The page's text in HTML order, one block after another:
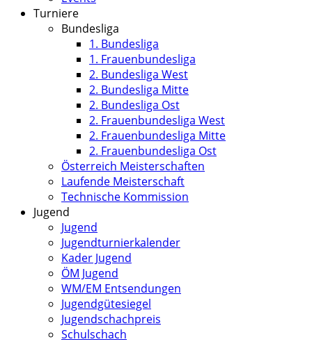
Turniere
Bundesliga
1. Bundesliga
1. Frauenbundesliga
2. Bundesliga West
2. Bundesliga Mitte
2. Bundesliga Ost
2. Frauenbundesliga West
2. Frauenbundesliga Mitte
2. Frauenbundesliga Ost
Österreich Meisterschaften
Laufende Meisterschaft
Technische Kommission
Jugend
Jugend
Jugendturnierkalender
Kader Jugend
ÖM Jugend
WM/EM Entsendungen
Jugendgütesiegel
Jugendschachpreis
Schulschach